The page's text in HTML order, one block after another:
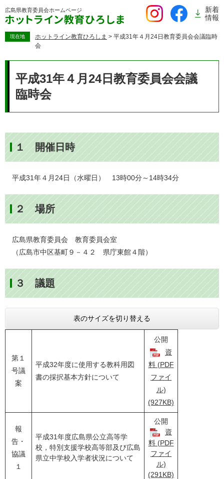
ー
広島県教育委員会ホームページ
新着
情報
現在地 ホットライン教育ひろしま > 平成31年４月24日教育委員会会議臨時
会
平成31年４月24日教育委員会会議
臨時会
１ 開催日時
平成31年４月24日（水曜日） 13時00分～14時34分
２ 場所
広島県教育委員会 教育委員会室
（広島市中区基町９－４２ 県庁東館４階）
３ 議題
表のサイズを切り替える
第１
号議
案
平成32年度に使用する教科用図
書の採択基本方針について
公開
資
料 (PDF
ファイ
ル)
(927KB)
報
告・
協議
１
平成31年度広島県公立高等学
校，特別支援学校高等部及び広島
県立中学校入学者状況について
公開
資
料 (PDF
ファイ
ル)
(291KB)